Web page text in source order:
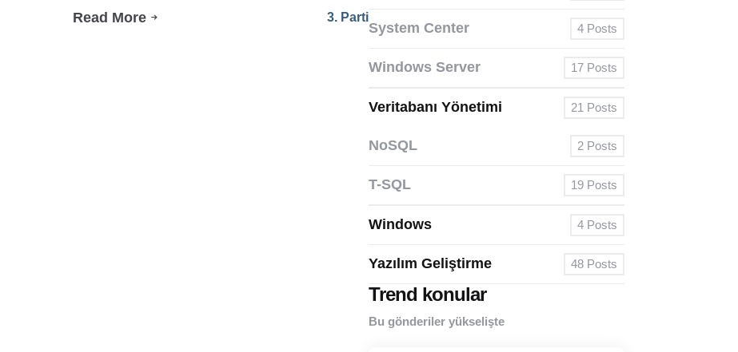
Read More
VMware
3. Parti
System Center 4 Posts
Windows Server 17 Posts
Veritabanı Yönetimi 21 Posts
NoSQL 2 Posts
T-SQL 19 Posts
Windows 4 Posts
Yazılım Geliştirme 48 Posts
Trend konular
Bu gönderiler yükselişte